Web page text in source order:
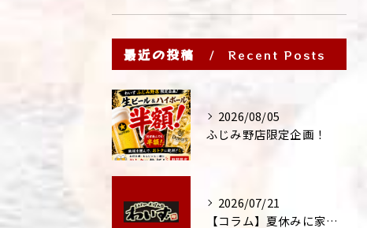
最近の投稿 Recent Posts
2026/08/05
ふじみ野店限定企画！
2026/07/21
【コラム】夏休みに家族外食が増える理由